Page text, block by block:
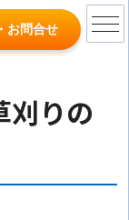
お問合せ
刈りの